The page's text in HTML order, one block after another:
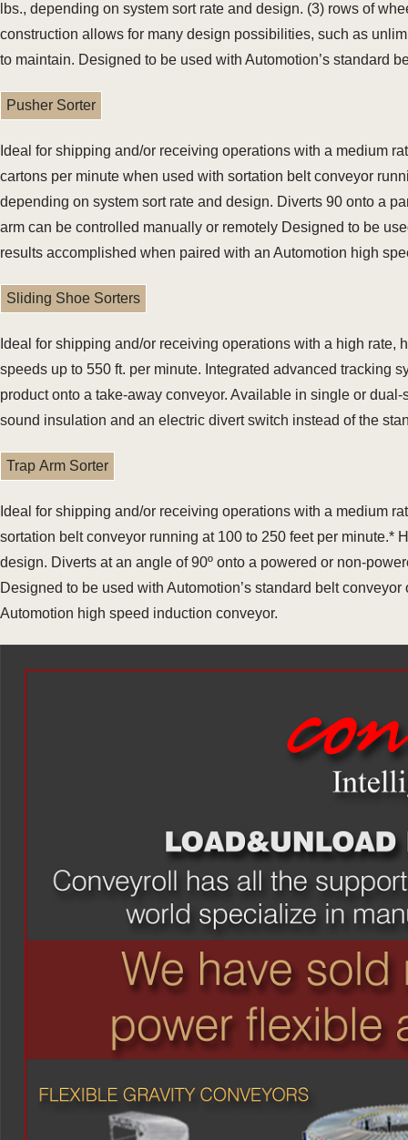
lbs., depending on system sort rate and design. (3) rows of
construction allows for many design possibilities, such as
to maintain. Designed to be used with Automotion’s standard
Pusher Sorter
Ideal for shipping and/or receiving operations with a medium
cartons per minute when used with sortation belt conveyor
depending on system sort rate and design. Diverts 90 onto a
arm can be controlled manually or remotely Designed to be
results accomplished when paired with an Automotion high
Sliding Shoe Sorters
Ideal for shipping and/or receiving operations with a high
speeds up to 550 ft. per minute. Integrated advanced tracking
product onto a take-away conveyor. Available in single or
sound insulation and an electric divert switch instead of the
Trap Arm Sorter
Ideal for shipping and/or receiving operations with a medium
sortation belt conveyor running at 100 to 250 feet per minute.*
design. Diverts at an angle of 90º onto a powered or non-
Designed to be used with Automotion’s standard belt
Automotion high speed induction conveyor.